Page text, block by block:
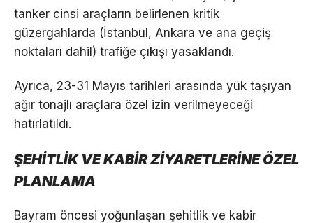
tanker cinsi araçların belirlenen kritik
güzergahlarda (İstanbul, Ankara ve ana geçiş
noktaları dahil) trafiğe çıkışı yasaklandı.
Ayrıca, 23-31 Mayıs tarihleri arasında yük taşıyan
ağır tonajlı araçlara özel izin verilmeyeceği
hatırlatıldı.
ŞEHİTLİK VE KABİR ZİYARETLERİNE ÖZEL
PLANLAMA
Bayram öncesi yoğunlaşan şehitlik ve kabir